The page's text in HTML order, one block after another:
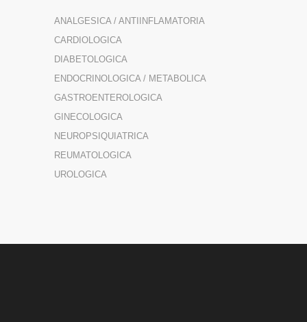
ANALGESICA / ANTIINFLAMATORIA
CARDIOLOGICA
DIABETOLOGICA
ENDOCRINOLOGICA / METABOLICA
GASTROENTEROLOGICA
GINECOLOGICA
NEUROPSIQUIATRICA
REUMATOLOGICA
UROLOGICA